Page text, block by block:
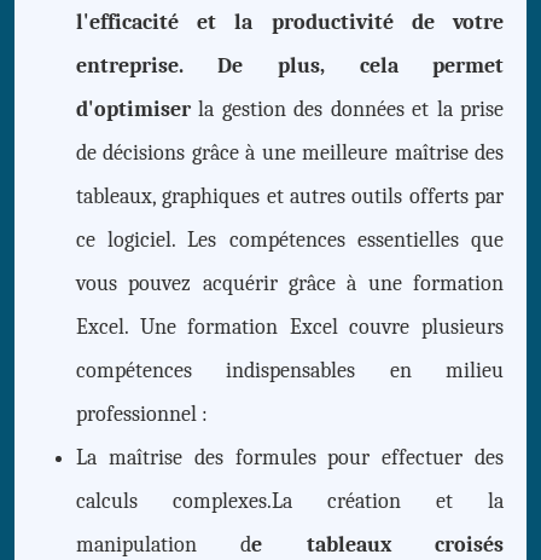
l'efficacité et la productivité de votre
entreprise. De plus, cela permet
d'optimiserla gestion des données et la prise
de décisions grâce à une meilleure maîtrise des
tableaux, graphiques et autres outils offerts par
ce logiciel. Les compétences essentielles que
vous pouvez acquérir grâce à une formation
Excel. Une formation Excel couvre plusieurs
compétences indispensables en milieu
professionnel :
La maîtrise des formules pour effectuer des
calculs complexes.La création et la
manipulation de tableaux croisés